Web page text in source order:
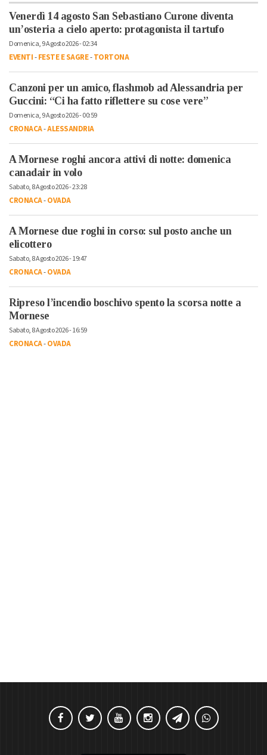
Venerdì 14 agosto San Sebastiano Curone diventa
un’osteria a cielo aperto: protagonista il tartufo
Domenica, 9 Agosto 2026 - 02:34
EVENTI-FESTE E SAGRE-TORTONA
Canzoni per un amico, flashmob ad Alessandria per
Guccini: “Ci ha fatto riflettere su cose vere”
Domenica, 9 Agosto 2026 - 00:59
CRONACA-ALESSANDRIA
A Mornese roghi ancora attivi di notte: domenica
canadair in volo
Sabato, 8 Agosto 2026 - 23:28
CRONACA-OVADA
A Mornese due roghi in corso: sul posto anche un
elicottero
Sabato, 8 Agosto 2026 - 19:47
CRONACA-OVADA
Ripreso l’incendio boschivo spento la scorsa notte a
Mornese
Sabato, 8 Agosto 2026 - 16:59
CRONACA-OVADA